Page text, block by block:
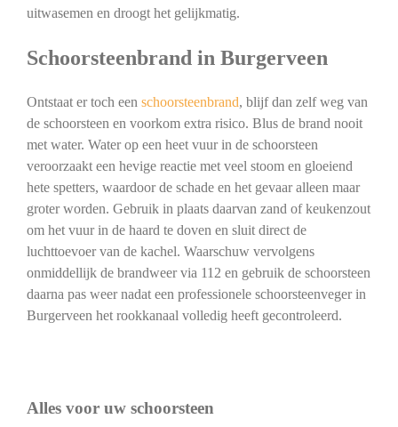
uitwasemen en droogt het gelijkmatig.
Schoorsteenbrand in Burgerveen
Ontstaat er toch een schoorsteenbrand, blijf dan zelf weg van
de schoorsteen en voorkom extra risico. Blus de brand nooit
met water. Water op een heet vuur in de schoorsteen
veroorzaakt een hevige reactie met veel stoom en gloeiend
hete spetters, waardoor de schade en het gevaar alleen maar
groter worden. Gebruik in plaats daarvan zand of keukenzout
om het vuur in de haard te doven en sluit direct de
luchttoevoer van de kachel. Waarschuw vervolgens
onmiddellijk de brandweer via 112 en gebruik de schoorsteen
daarna pas weer nadat een professionele schoorsteenveger in
Burgerveen het rookkanaal volledig heeft gecontroleerd.
Alles voor uw schoorsteen